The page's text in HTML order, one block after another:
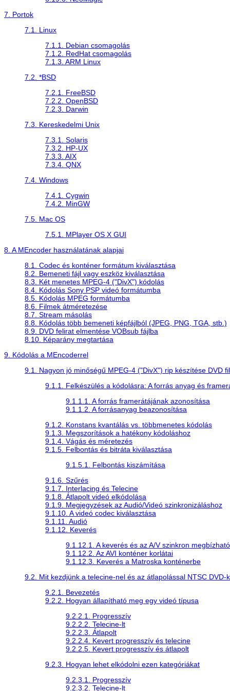
7. Portok
7.1. Linux
7.1.1. Debian csomagolás
7.1.2. RedHat csomagolás
7.1.3. ARM Linux
7.2. *BSD
7.2.1. FreeBSD
7.2.2. OpenBSD
7.2.3. Darwin
7.3. Kereskedelmi Unix
7.3.1. Solaris
7.3.2. HP-UX
7.3.3. AIX
7.3.4. QNX
7.4. Windows
7.4.1. Cygwin
7.4.2. MinGW
7.5. Mac OS
7.5.1. MPlayer OS X GUI
8. A MEncoder használatának alapjai
8.1. Codec és konténer formátum kiválasztása
8.2. Bemeneti fájl vagy eszköz kiválasztása
8.3. Két menetes MPEG-4 ("DivX") kódolás
8.4. Kódolás Sony PSP videó formátumba
8.5. Kódolás MPEG formátumba
8.6. Filmek átméretezése
8.7. Stream másolás
8.8. Kódolás több bemeneti képfájlból (JPEG, PNG, TGA, stb.)
8.9. DVD felirat elmentése VOBsub fájlba
8.10. Képarány megtartása
9. Kódolás a MEncoderrel
9.1. Nagyon jó minőségű MPEG-4 ("DivX") rip készítése DVD
9.1.1. Felkészülés a kódolásra: A forrás anyag és
9.1.1.1. A forrás framerátájának azonosítása
9.1.1.2. A forrásanyag beazonosítása
9.1.2. Konstans kvantálás vs. többmenetes kódolás
9.1.3. Megszorítások a hatékony kódoláshoz
9.1.4. Vágás és méretezés
9.1.5. Felbontás és bitráta kiválasztása
9.1.5.1. Felbontás kiszámítása
9.1.6. Szűrés
9.1.7. Interlacing és Telecine
9.1.8. Átlapolt videó elkódolása
9.1.9. Megjegyzések az Audió/Videó szinkronizáláshoz
9.1.10. A videó codec kiválasztása
9.1.11. Audió
9.1.12. Keverés
9.1.12.1. A keverés és az A/V szinkron
9.1.12.2. Az AVI konténer korlátai
9.1.12.3. Keverés a Matroska konténerbe
9.2. Mit kezdjünk a telecine-nel és az átlapolással NTSC DVD-
9.2.1. Bevezetés
9.2.2. Hogyan állapítható meg egy videó típusa
9.2.2.1. Progresszív
9.2.2.2. Telecine-lt
9.2.2.3. Átlapolt
9.2.2.4. Kevert progresszív és telecine
9.2.2.5. Kevert progresszív és átlapolt
9.2.3. Hogyan lehet elkódolni ezen kategóriákat
9.2.3.1. Progresszív
9.2.3.2. Telecine-lt